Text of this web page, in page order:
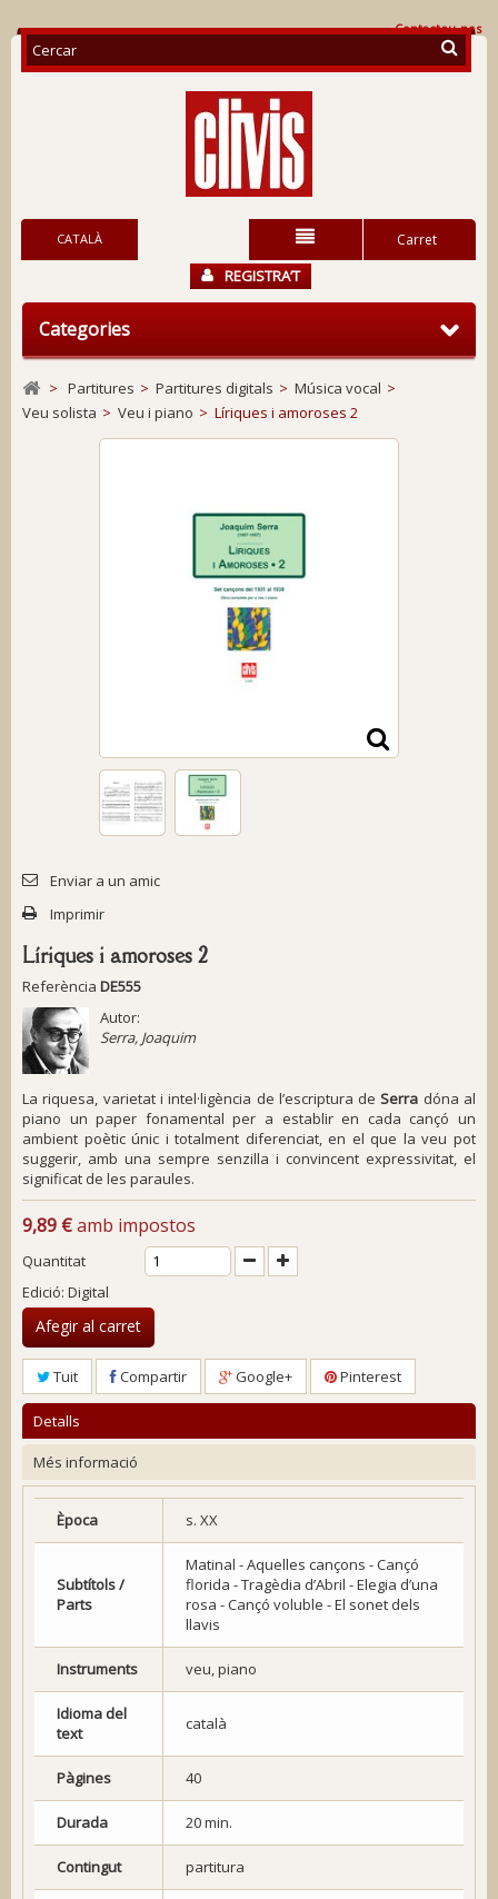
Contacteu-nos
Carret
CATALÀ
REGISTRA’T
Categories
> Partitures > Partitures digitals > Música vocal >
Veu solista > Veu i piano > Líriques i amoroses 2
Enviar a un amic
Imprimir
Líriques i amoroses 2
Referència DE555
Autor:
Serra, Joaquim
La riquesa, varietat i intel·ligència de l’escriptura deSerra dóna al
piano un paper fonamental per a establir en cada cançó un
ambient poètic únic i totalment diferenciat, en el que la veu pot
suggerir, amb una sempre senzilla i convincent expressivitat, el
significat de les paraules.
9,89 €amb impostos
Quantitat
Edició: Digital
Afegir al carret
Tuit Compartir Google+ Pinterest
Detalls
Més informació
Època s. XX
Subtítols /
Parts
Matinal - Aquelles cançons - Cançó
florida - Tragèdia d’Abril - Elegia d’una
rosa - Cançó voluble - El sonet dels
llavis
Instruments veu, piano
Idioma del
text
català
Pàgines 40
Durada 20 min.
Contingut partitura